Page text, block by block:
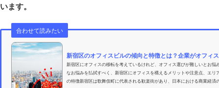
います。
合わせて読みたい
新宿区のオフィスビルの傾向と特徴とは？企業がオフィ
新宿区にオフィスの移転を考えているけれど、オフィス選びが難しいとお
なお悩みを払拭すべく、新宿区にオフィスを構えるメリットや注意点、エ
の特徴新宿区は歌舞伎町に代表される歓楽街があり、日本における商業経